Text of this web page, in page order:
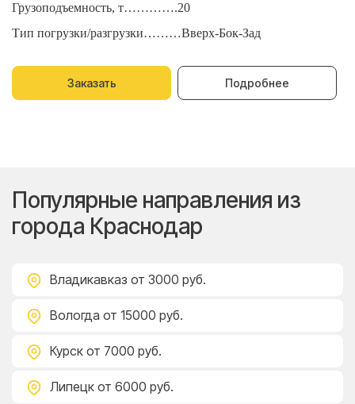
Грузоподъемность, т………….20
Тип погрузки/разгрузки………Вверх-Бок-Зад
Заказать Подробнее
Популярные направления из
города Краснодар
Владикавказ от 3000 руб.
Вологда от 15000 руб.
Курск от 7000 руб.
Липецк от 6000 руб.